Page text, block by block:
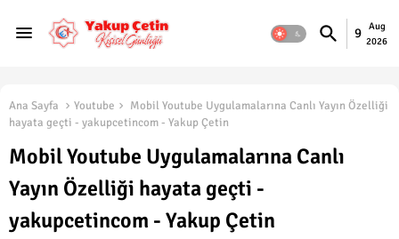
9
Aug
2026
Ana Sayfa Youtube
Mobil Youtube Uygulamalarına Canlı Yayın Özelliği
hayata geçti - yakupcetincom - Yakup Çetin
Mobil Youtube Uygulamalarına Canlı
Yayın Özelliği hayata geçti -
yakupcetincom - Yakup Çetin